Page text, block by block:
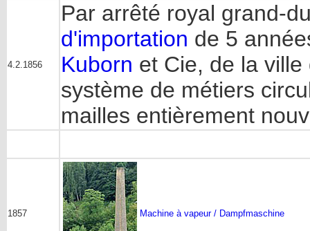
4.2.1856
Par arrêté royal grand-
d'importation de 5
Kuborn et Cie, de la
système de métiers
mailles entièrement
1857 Machine à vapeur / Dampfmaschine